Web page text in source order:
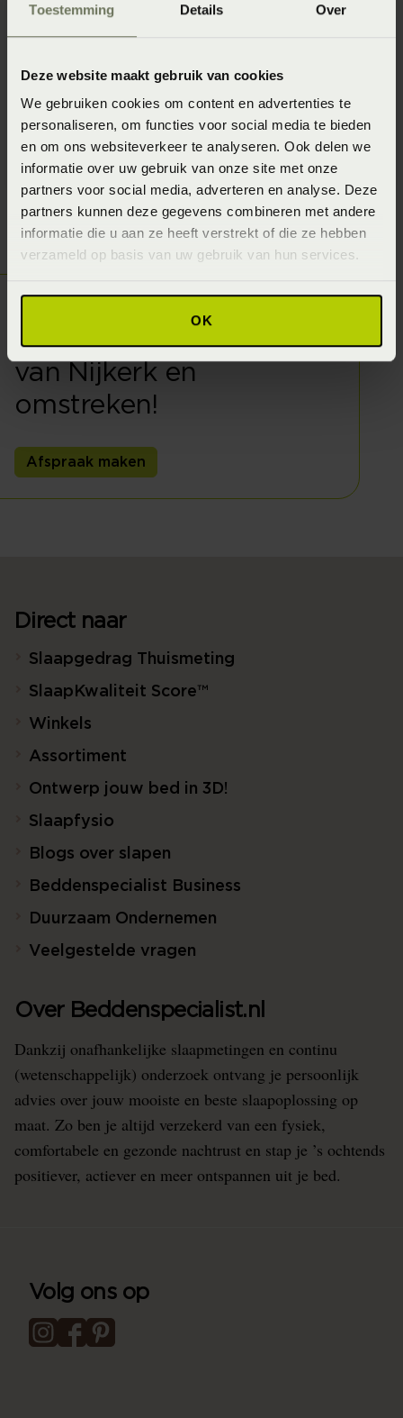
Toestemming Details Over
Deze website maakt gebruik van cookies
We gebruiken cookies om content en advertenties te
personaliseren, om functies voor social media te bieden
en om ons websiteverkeer te analyseren. Ook delen we
informatie over uw gebruik van onze site met onze
partners voor social media, adverteren en analyse. Deze
partners kunnen deze gegevens combineren met andere
informatie die u aan ze heeft verstrekt of die ze hebben
verzameld op basis van uw gebruik van hun services.
OK
Nachtzweten
Beddenspecialist Frans
Poorter. De ligexpert
van Nijkerk en
omstreken!
Afspraak maken
Direct naar
Slaapgedrag Thuismeting
SlaapKwaliteit Score™
Winkels
Assortiment
Ontwerp jouw bed in 3D!
Slaapfysio
Blogs over slapen
Beddenspecialist Business
Duurzaam Ondernemen
Veelgestelde vragen
Over Beddenspecialist.nl
Dankzij onafhankelijke slaapmetingen en continu
(wetenschappelijk) onderzoek ontvang je persoonlijk
advies over jouw mooiste en beste slaapoplossing op
maat. Zo ben je altijd verzekerd van een fysiek,
comfortabele en gezonde nachtrust en stap je ’s ochtends
positiever, actiever en meer ontspannen uit je bed.
Volg ons op